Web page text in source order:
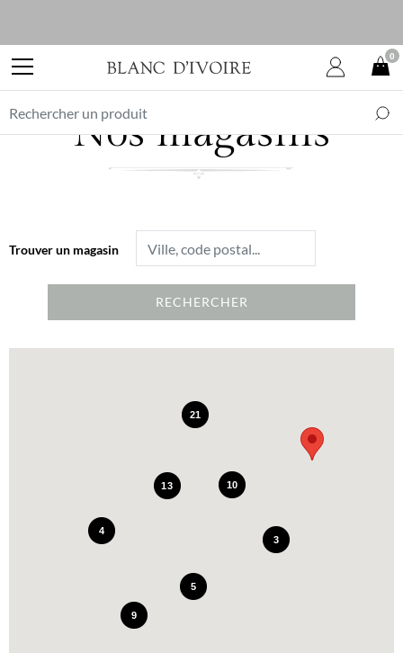
Nos magasins
Trouver un magasin
RECHERCHER
5
3
13 10
9
21
4
0